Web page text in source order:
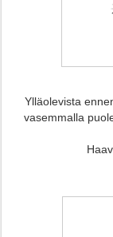
Ylläolevista
vasemmalla